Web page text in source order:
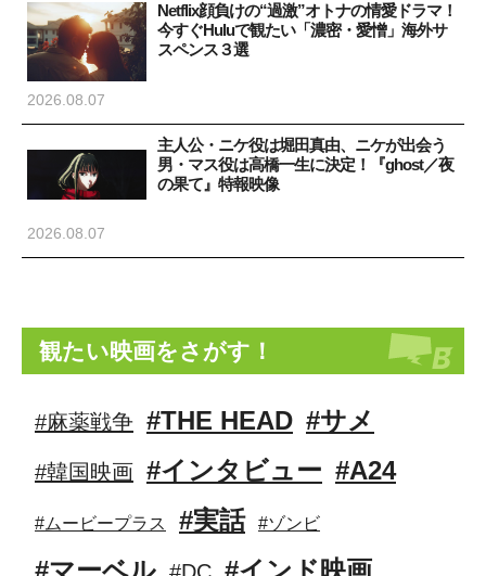
Netflix顔負けの“過激”オトナの情愛ドラマ！
今すぐHuluで観たい「濃密・愛憎」海外サ
スペンス３選
2026.08.07
主人公・ニケ役は堀田真由、ニケが出会う
男・マス役は高橋一生に決定！『ghost／夜
の果て』特報映像
2026.08.07
観たい映画をさがす！
#麻薬戦争 #THE HEAD #サメ
#韓国映画 #インタビュー #A24
#ムービープラス #実話 #ゾンビ
#マーベル #インド映画